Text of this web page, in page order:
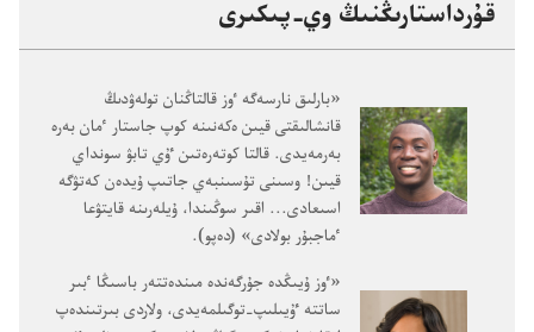
قۇ‌رداستارىڭنىڭ وي-‏پىكىرى
‏«بارلىق نارسە‌گە ٶز قالتاڭنان تولە‌ۋدىڭ
قانشالىقتى قيىن ە‌كە‌نىنە كوپ جاستار ٴ‌مان بە‌رە
بە‌رمە‌يدى.‏ قالتا كوتە‌رە‌تىن ٷي تابۋ سونداي
قيىن!‏ وسىنى تۇ‌سىنبە‌ي جاتىپ ۇ‌يدە‌ن كە‌تۋگە
اسىعادى.‏.‏.‏ اقىر سوڭىندا،‏ ۇ‌يلە‌رىنە قايتۋعا
ٴ‌ماجبۇ‌ر بولادى» (‏دە‌پو)‏.‏
‏«ٶز ۇ‌يىڭدە جۇ‌رگە‌ندە مىندە‌تتە‌ر باسىڭا ٴ‌بىر
ساتتە ٷيىلىپ-‏توگىلمە‌يدى،‏ ولاردى بىرتىندە‌پ